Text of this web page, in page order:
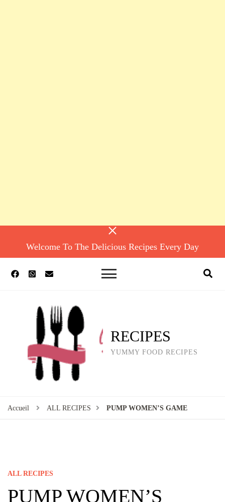
Welcome To The Delicious Recipes Every Day
RECIPES
YUMMY FOOD RECIPES
Accueil ALL RECIPES PUMP WOMEN’S GAME
ALL RECIPES
PUMP WOMEN’S